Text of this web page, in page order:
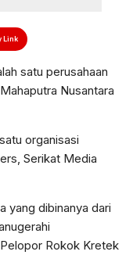
Link
satu perusahaan
Nusantara
organisasi
Serikat Media
yang dibinanya dari
Rokok Kretek